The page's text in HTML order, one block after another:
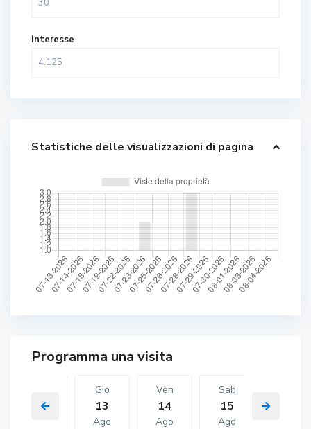
Interesse
Statistiche delle visualizzazioni di pagina
12
Gio
13
Ago
Ven
14
Ago
Sab
15
Ago